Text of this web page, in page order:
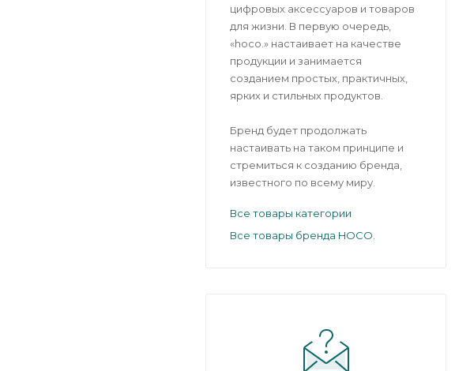
цифровых аксессуаров и товаров
для жизни. В первую очередь,
«hoco.» настаивает на качестве
продукции и занимается
созданием простых, практичных,
ярких и стильных продуктов.
Бренд будет продолжать
настаивать на таком принципе и
стремиться к созданию бренда,
известного по всему миру.
Все товары категории
Все товары бренда HOCO.